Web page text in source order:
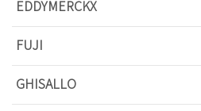
EDDYMERCKX
FUJI
GHISALLO